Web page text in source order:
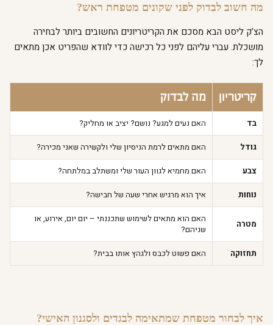
מה חשוב לבדוק לפני שקונים מטפחת ראש?
הצ’ק ליסט הבא מסכם את הקריטריונים החשובים ביותר לבחירה
מושכלת. עברי עליהם לפני כל רכישה כדי לוודא שהפריט אכן מתאים
לך:
קריטריון מה לבדוק
בד האם נעים למגע? נושם? יציב או מחליק?
גודל האם מתאים לרמת הניסיון שלי ולקשירה שאני מכירה?
צבע האם מחמיא לגוון העור שלי ומשתלב במלתחה?
נוחות איך הוא מרגיש אחרי שעה של חבישה?
מטרה
האם הוא מתאים לשימוש שתכננתי – יום יום, אירוע, או
שניהם?
תחזוקה האם פשוט לכבס ולגהץ אותו בבית?
איך לבחור מטפחת שמתאימה לבגדים ולסגנון האישי?